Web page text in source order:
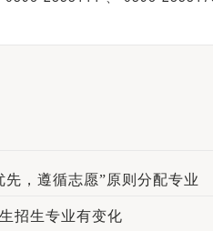
，遵循志愿”原则分配专业
招生专业有变化